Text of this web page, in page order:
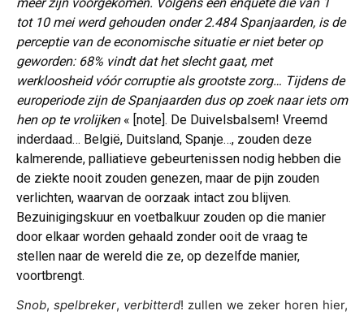
tot 10 mei werd gehouden onder 2.484 Spanjaarden, is de
perceptie van de economische situatie er niet beter op
geworden: 68% vindt dat het slecht gaat, met
werkloosheid vóór corruptie als grootste zorg… Tijdens de
europeriode zijn de Spanjaarden dus op zoek naar iets om
hen op te vrolijken« [note]. De Duivelsbalsem! Vreemd
inderdaad… België, Duitsland, Spanje…, zouden deze
kalmerende, palliatieve gebeurtenissen nodig hebben die
de ziekte nooit zouden genezen, maar de pijn zouden
verlichten, waarvan de oorzaak intact zou blijven.
Bezuinigingskuur en voetbalkuur zouden op die manier
door elkaar worden gehaald zonder ooit de vraag te
stellen naar de wereld die ze, op dezelfde manier,
voortbrengt.
Snob, spelbreker, verbitterd! zullen we zeker horen hier,